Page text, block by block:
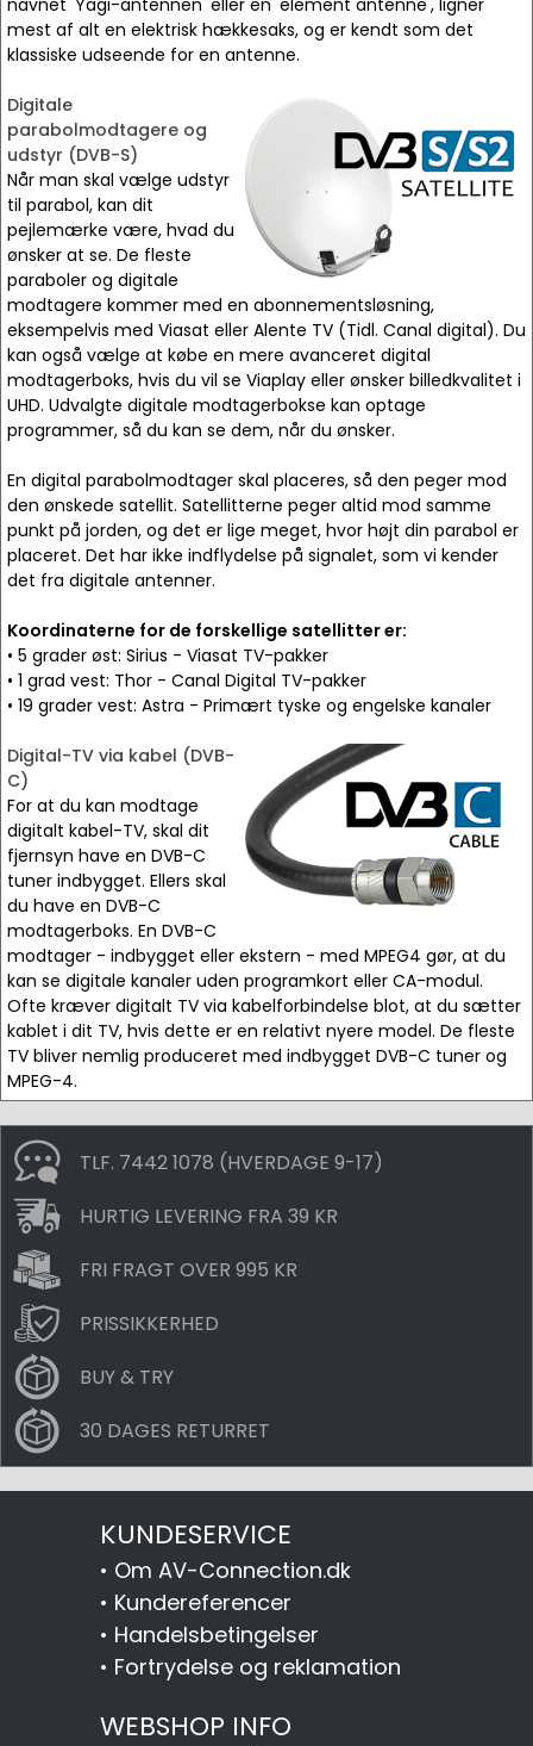
navnet 'Yagi-antennen' eller en 'element antenne', ligner
mest af alt en elektrisk hækkesaks, og er kendt som det
klassiske udseende for en antenne.
Digitale
parabolmodtagere og
udstyr (DVB-S)
Når man skal vælge udstyr
til parabol, kan dit
pejlemærke være, hvad du
ønsker at se. De fleste
paraboler og digitale
modtagere kommer med en abonnementsløsning,
eksempelvis med Viasat eller Alente TV (Tidl. Canal digital). Du
kan også vælge at købe en mere avanceret digital
modtagerboks, hvis du vil se Viaplay eller ønsker billedkvalitet i
UHD. Udvalgte digitale modtagerbokse kan optage
programmer, så du kan se dem, når du ønsker.
En digital parabolmodtager skal placeres, så den peger mod
den ønskede satellit. Satellitterne peger altid mod samme
punkt på jorden, og det er lige meget, hvor højt din parabol er
placeret. Det har ikke indflydelse på signalet, som vi kender
det fra digitale antenner.
Koordinaterne for de forskellige satellitter er:
• 5 grader øst: Sirius - Viasat TV-pakker
• 1 grad vest: Thor - Canal Digital TV-pakker
• 19 grader vest: Astra - Primært tyske og engelske kanaler
Digital-TV via kabel (DVB-
C)
For at du kan modtage
digitalt kabel-TV, skal dit
fjernsyn have en DVB-C
tuner indbygget. Ellers skal
du have en DVB-C
modtagerboks. En DVB-C
modtager - indbygget eller ekstern - med MPEG4 gør, at du
kan se digitale kanaler uden programkort eller CA-modul.
Ofte kræver digitalt TV via kabelforbindelse blot, at du sætter
kablet i dit TV, hvis dette er en relativt nyere model. De fleste
TV bliver nemlig produceret med indbygget DVB-C tuner og
MPEG-4.
TLF. 7442 1078 (HVERDAGE 9-17)
HURTIG LEVERING FRA 39 KR
FRI FRAGT OVER 995 KR
PRISSIKKERHED
BUY & TRY
30 DAGES RETURRET
KUNDESERVICE
• Om AV-Connection.dk
• Kundereferencer
• Handelsbetingelser
• Fortrydelse og reklamation
WEBSHOP INFO